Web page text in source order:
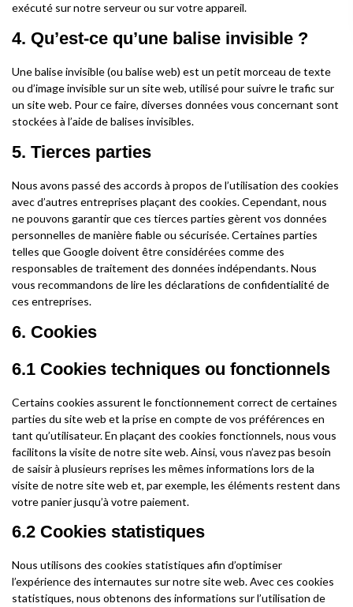
exécuté sur notre serveur ou sur votre appareil.
4. Qu’est-ce qu’une balise invisible ?
Une balise invisible (ou balise web) est un petit morceau de texte
ou d’image invisible sur un site web, utilisé pour suivre le trafic sur
un site web. Pour ce faire, diverses données vous concernant sont
stockées à l’aide de balises invisibles.
5. Tierces parties
Nous avons passé des accords à propos de l’utilisation des cookies
avec d’autres entreprises plaçant des cookies. Cependant, nous
ne pouvons garantir que ces tierces parties gèrent vos données
personnelles de manière fiable ou sécurisée. Certaines parties
telles que Google doivent être considérées comme des
responsables de traitement des données indépendants. Nous
vous recommandons de lire les déclarations de confidentialité de
ces entreprises.
6. Cookies
6.1 Cookies techniques ou fonctionnels
Certains cookies assurent le fonctionnement correct de certaines
parties du site web et la prise en compte de vos préférences en
tant qu’utilisateur. En plaçant des cookies fonctionnels, nous vous
facilitons la visite de notre site web. Ainsi, vous n’avez pas besoin
de saisir à plusieurs reprises les mêmes informations lors de la
visite de notre site web et, par exemple, les éléments restent dans
votre panier jusqu’à votre paiement.
6.2 Cookies statistiques
Nous utilisons des cookies statistiques afin d’optimiser
l’expérience des internautes sur notre site web. Avec ces cookies
statistiques, nous obtenons des informations sur l’utilisation de